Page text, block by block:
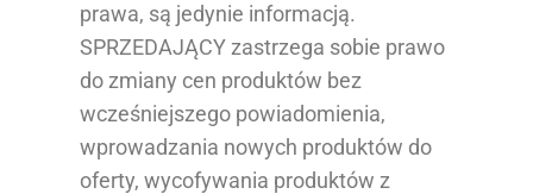
prawa, są jedynie informacją.
SPRZEDAJĄCY zastrzega sobie prawo
do zmiany cen produktów bez
wcześniejszego powiadomienia,
wprowadzania nowych produktów do
oferty, wycofywania produktów z